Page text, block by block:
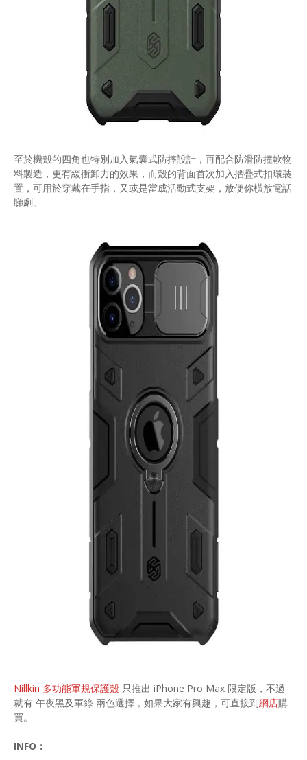
至於機殼的四角也特別加入氣囊式防摔設計，再配合防滑防撞軟物
料製造，更有緩衝卸力的效果，而殼的背面首次加入摺疊式扣環裝
置，可用於穿戴在手指，又或是當成活動式支架，放便你橫放電話
睇劇。
Nillkin 多功能軍規保護殼 只推出 iPhone Pro Max 限定版，不過
就有 午夜黑及軍綠 兩色選擇，如果大家有興趣，可直接到網店購
買。
INFO：